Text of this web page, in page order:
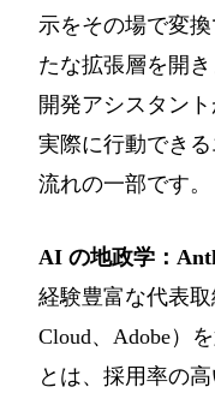
示をその場で変
たな拡張層を開き
開発アシスタン
実際に行動でき
流れの一部です。
AI の地政学：
経験豊富な代表取
Cloud、Adobe）
とは、採用率の